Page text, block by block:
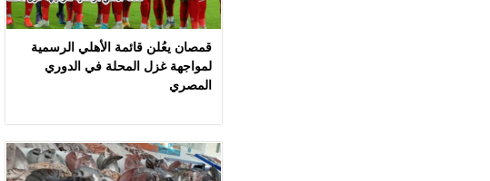
قمصان يعُلن قائمة الأهلي الرسمية
لمواجهة غزل المحلة في الدوري
المصري